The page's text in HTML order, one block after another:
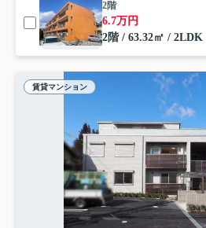
2階
6.7万円
2階 / 63.32㎡ / 2LDK
賃貸マンション